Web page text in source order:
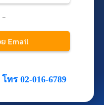
โทร 02-016-6789